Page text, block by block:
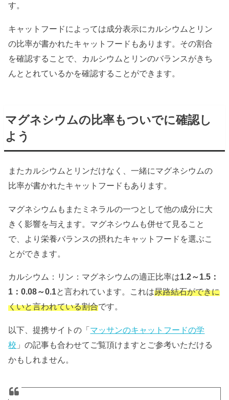
す。
キャットフードによっては成分表示にカルシウムとリン
の比率が書かれたキャットフードもあります。その割合
を確認することで、カルシウムとリンのバランスがきち
んととれているかを確認することができます。
マグネシウムの比率もついでに確認し
よう
またカルシウムとリンだけなく、一緒にマグネシウムの
比率が書かれたキャットフードもあります。
マグネシウムもまたミネラルの一つとして他の成分に大
きく影響を与えます。マグネシウムも併せて見ること
で、より栄養バランスの摂れたキャットフードを選ぶこ
とができます。
カルシウム：リン：マグネシウムの適正比率は1.2～1.5：
1：0.08～0.1と言われています。これは尿路結石ができに
くいと言われている割合です。
以下、提携サイトの「マッサンのキャットフードの学
校 」の記事も合わせてご覧頂けますとご参考いただける
かもしれません。